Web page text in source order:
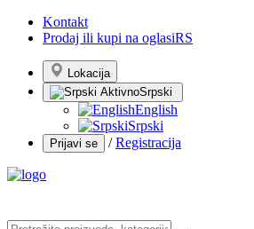
Kontakt
Prodaj ili kupi na oglasiRS
Lokacija
Srpski
English
Srpski
Prijavi se / Registracija